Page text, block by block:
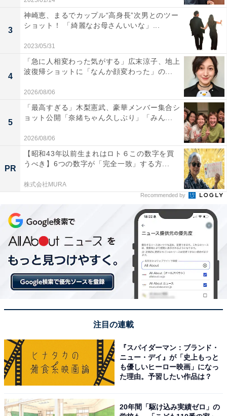
3
神崎恵、まるでカップル“高身長”次男とのツー
ショット！ 「綺麗なお母さんいいな」...
2023/05/31
4
「急に人相変わった気がする」広末涼子、地上
波復帰ショットに「なんか顔変わった」の...
2026/08/06
5
「最高すぎる」木梨憲武、豪華メンバー集合シ
ョット公開「奈緒ちゃん久しぶり」「みん...
2026/08/06
PR
【昭和43年以前生まれはロト６この数字を買
うべき】6つの数字が「完全一致」する方...
株式会社MURA
Recommended by
注目の連載
『スパイダーマン：ブランド・
ニュー・デイ』が「史上もっと
も優しいヒーロー映画」になっ
た理由。予習したい作品は？
20年間「駆け込み実績ゼロ」の